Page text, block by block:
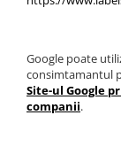
Google poate
consimtamantul
Site-ul Google
companii.